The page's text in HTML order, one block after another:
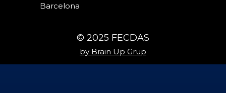
Barcelona
© 2025 FECDAS
by Brain Up Grup